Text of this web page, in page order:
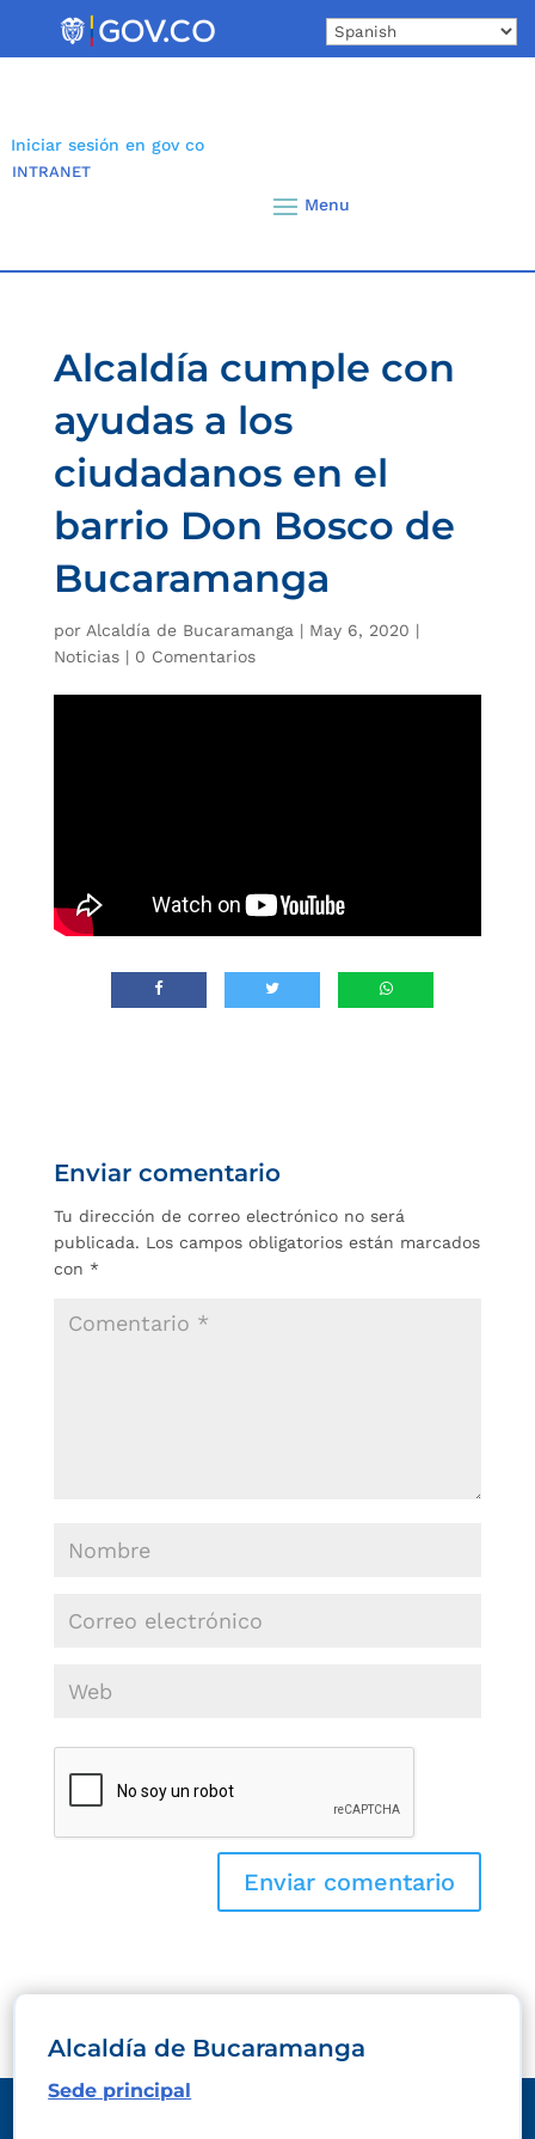
Iniciar sesión en gov co
INTRANET
Alcaldía cumple con
ayudas a los
ciudadanos en el
barrio Don Bosco de
Bucaramanga
por Alcaldía de Bucaramanga | May 6, 2020 |
Noticias| 0 Comentarios
Enviar comentario
Tu dirección de correo electrónico no será
publicada. Los campos obligatorios están marcados
con *
Alcaldía de Bucaramanga
Sede principal